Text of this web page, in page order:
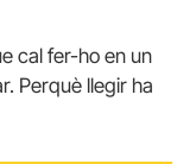
cal fer-ho en un
Perquè llegir ha